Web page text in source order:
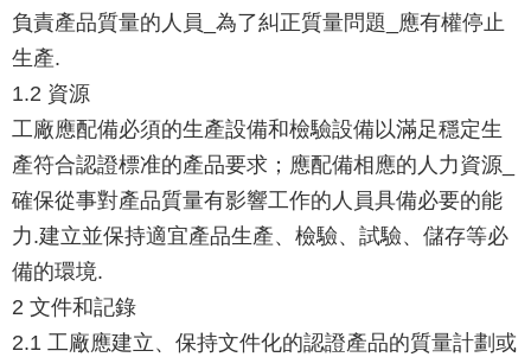
負責產品質量的人員_為了糾正質量問題_應有權停止
生產.
1.2 資源
工廠應配備必須的生產設備和檢驗設備以滿足穩定生
產符合認證標准的產品要求；應配備相應的人力資源_
確保從事對產品質量有影響工作的人員具備必要的能
力.建立並保持適宜產品生產、檢驗、試驗、儲存等必
備的環境.
2 文件和記錄
2.1 工廠應建立、保持文件化的認證產品的質量計劃或